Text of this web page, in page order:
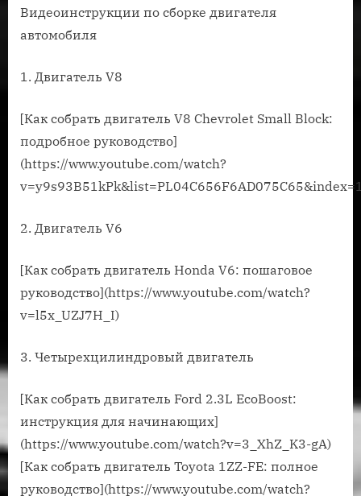
Видеоинструкции по сборке двигателя
автомобиля
1. Двигатель V8
[Как собрать двигатель V8 Chevrolet Small Block:
подробное руководство]
(https://www.youtube.com/watch?
2. Двигатель V6
[Как собрать двигатель Honda V6: пошаговое
руководство](https://www.youtube.com/watch?
v=l5x_UZJ7H_I)
3. Четырехцилиндровый двигатель
[Как собрать двигатель Ford 2.3L EcoBoost:
инструкция для начинающих]
(https://www.youtube.com/watch?v=3_XhZ_K3-gA)
[Как собрать двигатель Toyota 1ZZ-FE: полное
руководство](https://www.youtube.com/watch?